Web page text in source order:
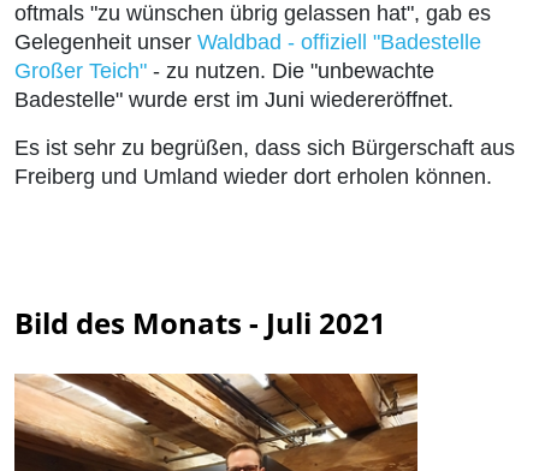
oftmals "zu wünschen übrig gelassen hat", gab es
Gelegenheit unser Waldbad - offiziell "Badestelle
Großer Teich" - zu nutzen. Die "unbewachte
Badestelle" wurde erst im Juni wiedereröffnet.
Es ist sehr zu begrüßen, dass sich Bürgerschaft aus
Freiberg und Umland wieder dort erholen können.
Bild des Monats - Juli 2021